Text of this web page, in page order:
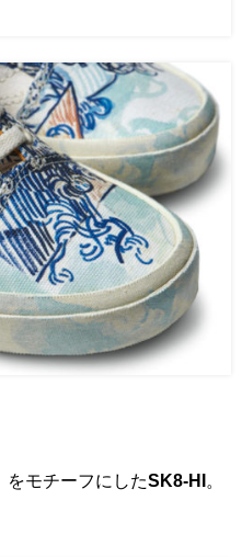
をモチーフにしたSK8-HI